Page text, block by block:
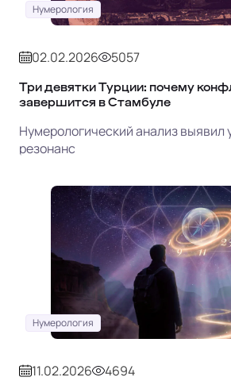
Нумерология
02.02.2026 5057
Три девятки Турции: почему
завершится в Стамбуле
Нумерологический анализ выявил
резонанс
Нумерология
11.02.2026 4694